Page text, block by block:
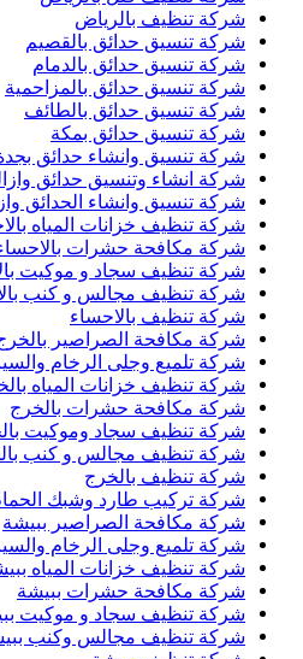
شركة تنظيف بالرياض
شركة تنسيق حدائق بالقصيم
شركة تنسيق حدائق بالدمام
شركة تنسيق حدائق بالمزاحمية
شركة تنسيق حدائق بالطائف
شركة تنسيق حدائق بمكة
شركة تنسيق وانشاء حدائق
شركة انشاء وتنسيق حدائق
شركة تنسيق وانشاء الحدائق
شركة تنظيف خزانات المياه
شركة مكافحة حشرات
شركة تنظيف سجاد و موكيت
شركة تنظيف مجالس و كنب
شركة تنظيف بالاحساء
شركة مكافحة الصراصير
شركة تلميع وجلى الرخام
شركة تنظيف خزانات المياه
شركة مكافحة حشرات بالخرج
شركة تنظيف سجاد وموكيت
شركة تنظيف مجالس و كنب
شركة تنظيف بالخرج
شركة تركيب طارد وشبك
شركة مكافحة الصراصير ببيشة
شركة تلميع وجلى الرخام
شركة تنظيف خزانات المياه
شركة مكافحة حشرات ببيشة
شركة تنظيف سجاد و موكيت
شركة تنظيف مجالس وكنب